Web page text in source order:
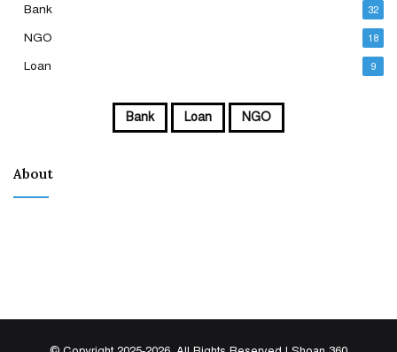
Bank 32
NGO 18
Loan 9
Bank Loan NGO
About